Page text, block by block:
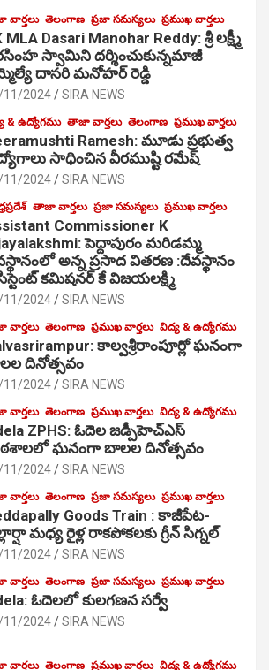
వార్తలు తెలంగాణ ప్రజా సమస్యలు ప్రముఖ వార్తలు
MLA Dasari Manohar Reddy: శ్రీ లక్ష్మీ
స్వామిని దర్శించుకున్నమాజీ
దాసరి మనోహర్ రెడ్డి
11/2024 SIRA NEWS
& ఉద్యోగము తాజా వార్తలు తెలంగాణ ప్రముఖ వార్తలు
Ramesh: మూడు ప్రభుత్వ
సాధించిన వీరముష్టి రమేష్
11/2024 SIRA NEWS
తాజా వార్తలు ప్రజా సమస్యలు ప్రముఖ వార్తలు
Commissioner K
పెద్దాపురం మరిడమ్మ
అన్న ప్రసాద వితరణ :దేవస్థానం
కమిషనర్ కే విజయలక్ష్మి
11/2024 SIRA NEWS
వార్తలు తెలంగాణ ప్రముఖ వార్తలు విద్య & ఉద్యోగము
కాల్వశ్రీరాంపూర్లో ఘనంగా
దినోత్సవం
11/2024 SIRA NEWS
వార్తలు తెలంగాణ ప్రముఖ వార్తలు విద్య & ఉద్యోగము
ZPHS: ఓదెల జ‌డ్పీహెచ్ఎస్
ఘనంగా బాలల దినోత్సవం
11/2024 SIRA NEWS
వార్తలు తెలంగాణ ప్రజా సమస్యలు ప్రముఖ వార్తలు
Goods Train : కాజీపేట-
మధ్య రైళ్ల రాకపోకలకు గ్రీన్ సిగ్నల్
11/2024 SIRA NEWS
వార్తలు తెలంగాణ ప్రజా సమస్యలు ప్రముఖ వార్తలు
ఓదెలలో కులగణన సర్వే
11/2024 SIRA NEWS
వార్తలు తెలంగాణ ప్రముఖ వార్తలు విద్య & ఉద్యోగము